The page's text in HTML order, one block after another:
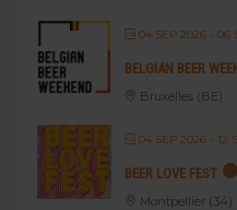
04 SEP 2026- 06
BELGIAN BEER
Bruxelles (BE)
04 SEP 2026- 12
BEER LOVE FEST
Montpellier (34)